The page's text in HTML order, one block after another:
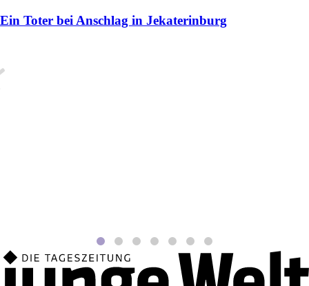
Ein Toter bei Anschlag in Jekaterinburg